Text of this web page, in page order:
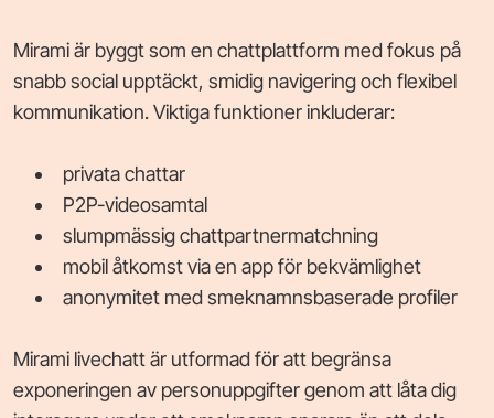
Mirami är byggt som en chattplattform med fokus på
snabb social upptäckt, smidig navigering och flexibel
kommunikation. Viktiga funktioner inkluderar:
privata chattar
P2P-videosamtal
slumpmässig chattpartnermatchning
mobil åtkomst via en app för bekvämlighet
anonymitet med smeknamnsbaserade profiler
Mirami livechatt är utformad för att begränsa
exponeringen av personuppgifter genom att låta dig